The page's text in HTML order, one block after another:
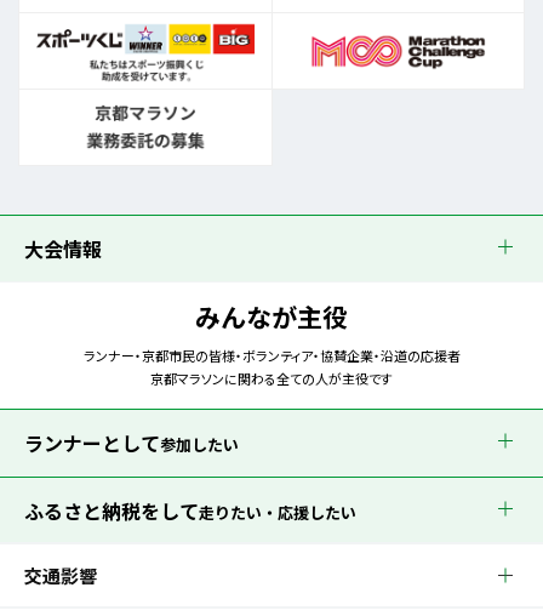
大会情報
みんなが主役
ランナー・京都市民の皆様・ボランティア・協賛企業・沿道の応援者
京都マラソンに関わる全ての人が主役です
ランナーとして参加したい
ふるさと納税をして走りたい・応援したい
交通影響